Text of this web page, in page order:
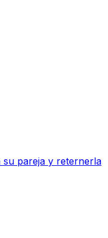
su pareja y reternerla